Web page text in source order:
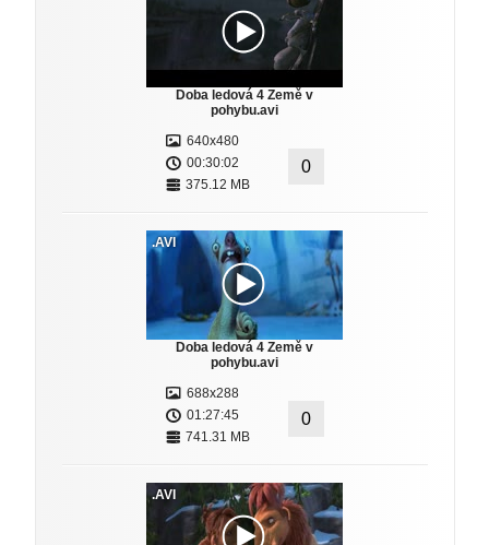
Doba ledová 4 Země v
pohybu.avi
640x480
00:30:02
375.12 MB
0
.AVI
Doba ledová 4 Země v
pohybu.avi
688x288
01:27:45
741.31 MB
0
.AVI